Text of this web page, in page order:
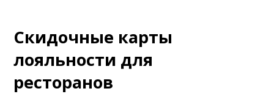
Скидочные карты
лояльности для
ресторанов